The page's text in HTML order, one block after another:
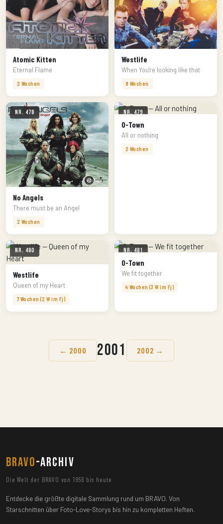
Atomic Kitten
Eternal Flame
2 Wochen
Westlife
When You're looking like that
8 Wochen
Nr. 478
No Angels
There must be an Angel
2 Wochen
Nr. 479
O-Town
All or nothing
2 Wochen
Nr. 480
Westlife
Queen of my Heart
7 Wochen (2 W im Fj)
Nr. 481
O-Town
We fit together
4 Wochen (3 W im Fj)
← 2000 2001 2002 →
BRAVO-ARCHIV
Die Welt der BRAVO von 1956 bis heute
Entdecke die größte digitale Sammlung rund um BRAVO. Von
Starschnitten über Foto-Love-Storys bis hin zu kompletten Heften.